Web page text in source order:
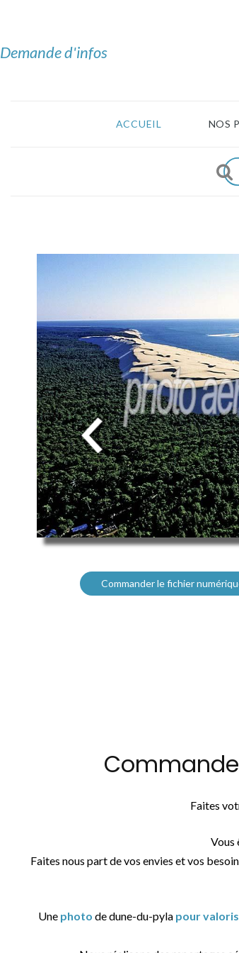
Demande d'infos
ACCUEIL NOS
Commander le fichier
Faites
Vous
Faites nous part de vos envies et vos
Une photo de dune-du-pyla pour